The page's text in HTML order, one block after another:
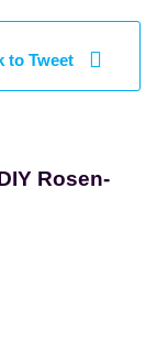
to Tweet
Rosen-